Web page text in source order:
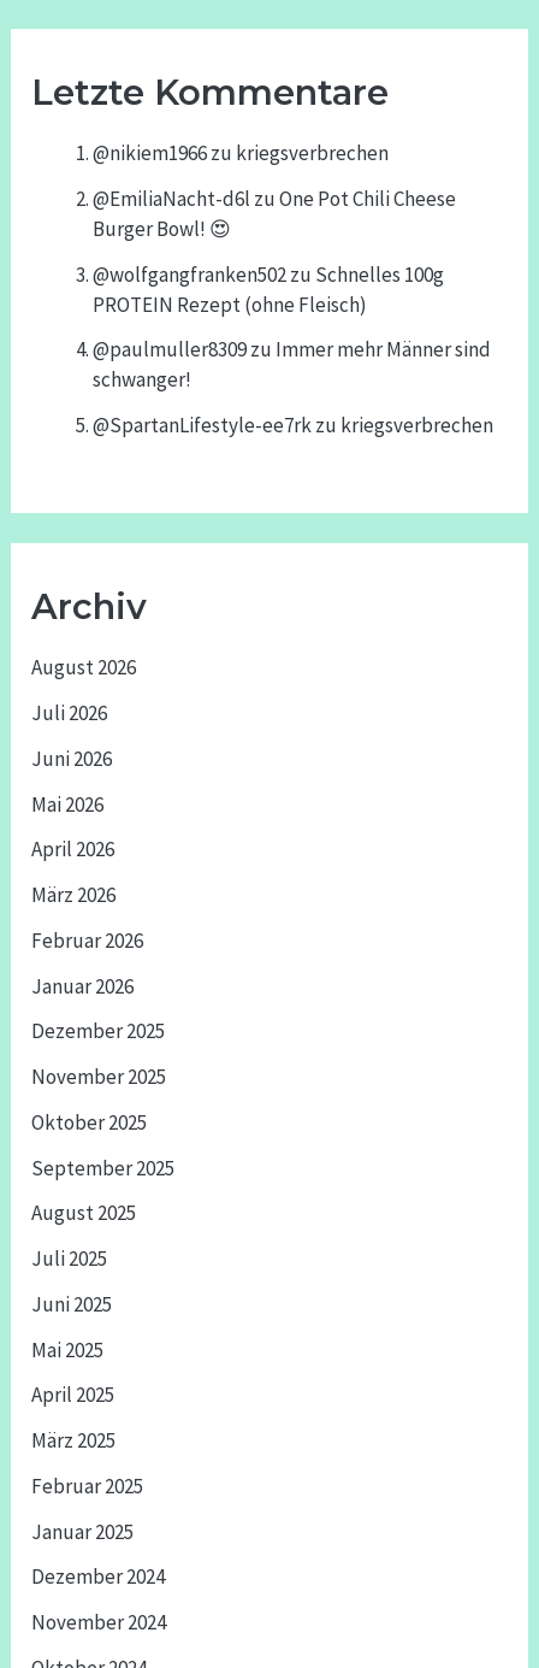
Letzte Kommentare
@nikiem1966zu kriegsverbrechen
@EmiliaNacht-d6l zuOne Pot Chili Cheese
Burger Bowl! 😍
@wolfgangfranken502zu Schnelles 100g
PROTEIN Rezept (ohne Fleisch)
@paulmuller8309zu Immer mehr Männer sind
schwanger!
@SpartanLifestyle-ee7rkzu kriegsverbrechen
Archiv
August 2026
Juli 2026
Juni 2026
Mai 2026
April 2026
März 2026
Februar 2026
Januar 2026
Dezember 2025
November 2025
Oktober 2025
September 2025
August 2025
Juli 2025
Juni 2025
Mai 2025
April 2025
März 2025
Februar 2025
Januar 2025
Dezember 2024
November 2024